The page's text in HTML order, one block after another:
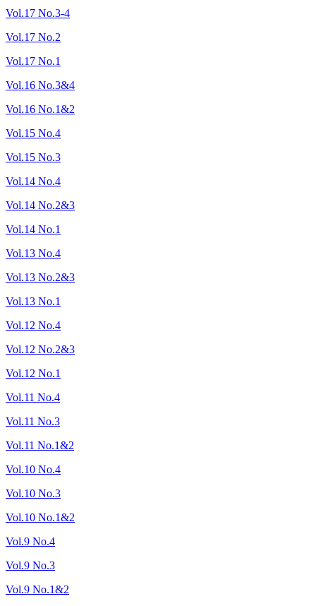
Vol.17 No.3-4
Vol.17 No.2
Vol.17 No.1
Vol.16 No.3&4
Vol.16 No.1&2
Vol.15 No.4
Vol.15 No.3
Vol.14 No.4
Vol.14 No.2&3
Vol.14 No.1
Vol.13 No.4
Vol.13 No.2&3
Vol.13 No.1
Vol.12 No.4
Vol.12 No.2&3
Vol.12 No.1
Vol.11 No.4
Vol.11 No.3
Vol.11 No.1&2
Vol.10 No.4
Vol.10 No.3
Vol.10 No.1&2
Vol.9 No.4
Vol.9 No.3
Vol.9 No.1&2